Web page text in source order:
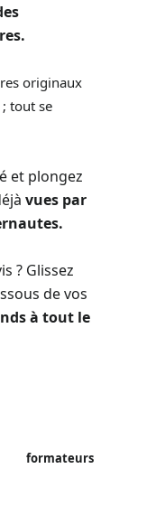
originaux
tout se
et plongez
vues par
? Glissez
de vos
à tout le
formateurs